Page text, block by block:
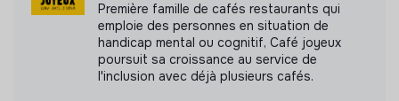
Première famille de cafés restaurants qui
emploie des personnes en situation de
handicap mental ou cognitif, Café joyeux
poursuit sa croissance au service de
l'inclusion avec déjà plusieurs cafés.